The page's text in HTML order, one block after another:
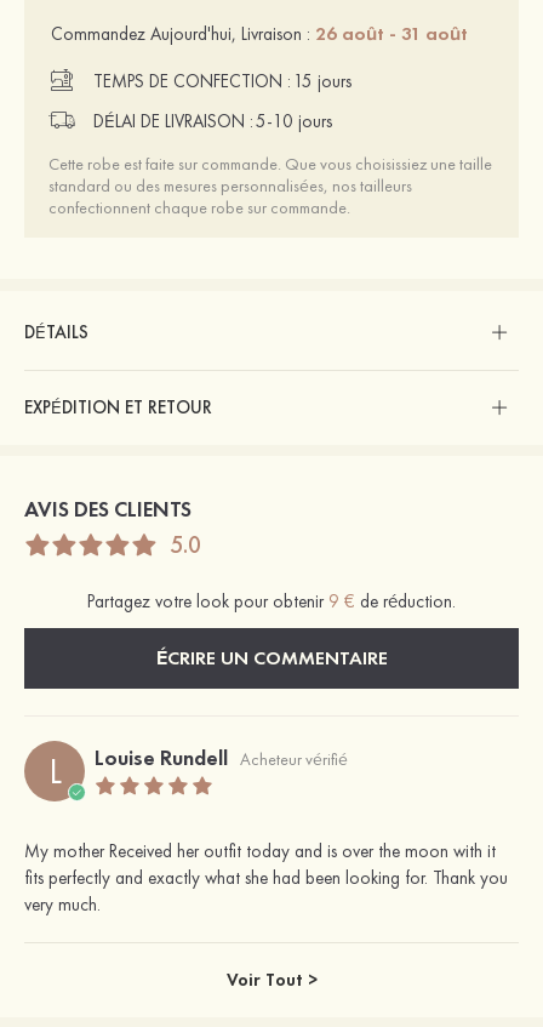
Commandez Aujourd'hui, Livraison : 26 août - 31 août
TEMPS DE CONFECTION : 15 jours
DÉLAI DE LIVRAISON :5-10 jours
Cette robe est faite sur commande. Que vous choisissiez une taille
standard ou des mesures personnalisées, nos tailleurs
confectionnent chaque robe sur commande.
DÉTAILS
EXPÉDITION ET RETOUR
AVIS DES CLIENTS
5.0
Partagez votre look pour obtenir 9 € de réduction.
ÉCRIRE UN COMMENTAIRE
L Louise Rundell Acheteur vérifié
My mother Received her outfit today and is over the moon with it
fits perfectly and exactly what she had been looking for. Thank you
very much.
Voir Tout >